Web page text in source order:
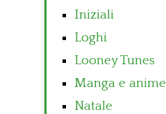
Iniziali
Loghi
Looney Tunes
Manga e anime
Natale